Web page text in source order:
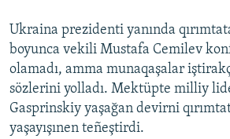
Ukraina prezidenti yanında
boyunca vekili Mustafa Cemilev
olamadı, amma munaqaşalar
sözlerini yolladı. Mektüpte milliy
Gasprinskiy yaşağan devirni
yaşayışınen teñeştirdi.